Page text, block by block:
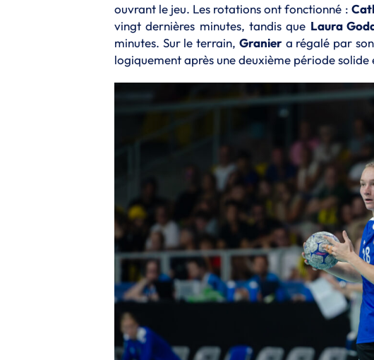
ouvrant le jeu. Les rotations ont fonctionné :
vingt dernières minutes, tandis que Laura
minutes. Sur le terrain, Graniera régalé par son
logiquement après une deuxième période solide